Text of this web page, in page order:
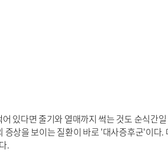
있다면 줄기와 열매까지 썩는 것도 순식간
상을 보이는 질환이 바로 '대사증후군'이다
.